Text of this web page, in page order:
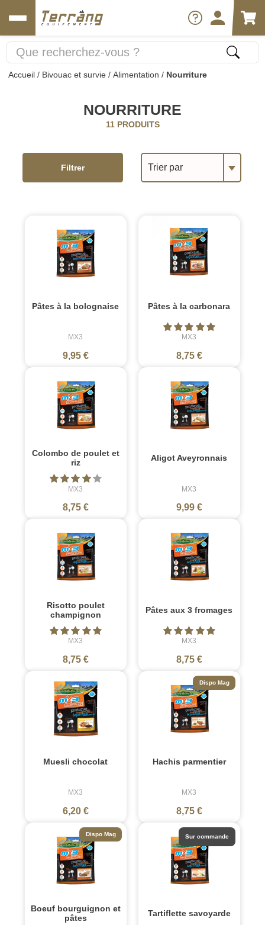
Accueil / Bivouac et survie / Alimentation / Nourriture
NOURRITURE
11 PRODUITS
Trier par
Filtrer
Pâtes à la bolognaise
MX3
9,95 €
Pâtes à la carbonara
MX3
8,75 €
Colombo de poulet et
riz
MX3
8,75 €
Aligot Aveyronnais
MX3
9,99 €
Risotto poulet
champignon
MX3
8,75 €
Pâtes aux 3 fromages
MX3
8,75 €
Muesli chocolat
MX3
6,20 €
Hachis parmentier
MX3
8,75 €
Dispo Mag
Boeuf bourguignon et
pâtes
Dispo Mag
Tartiflette savoyarde
Sur commande